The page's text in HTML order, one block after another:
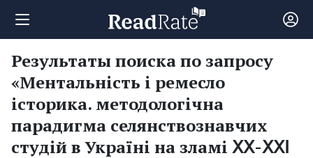
Поиск
Новости
Результаты поиска по запросу
«Ментальність і ремесло
історика. методологічна
парадигма селянствознавчих
студій в Україні на зламі ⅩⅩ-ⅩⅩⅠ